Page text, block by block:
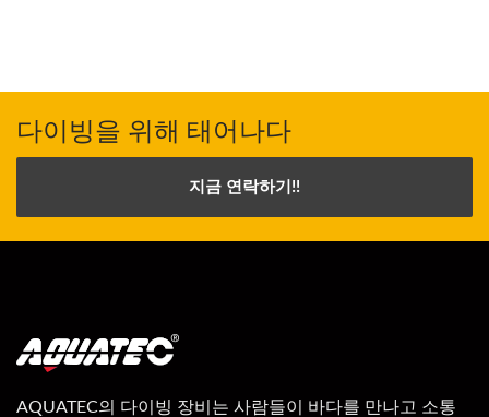
다이빙을 위해 태어나다
지금 연락하기!!
AQUATEC의 다이빙 장비는 사람들이 바다를 만나고 소통